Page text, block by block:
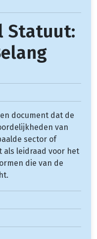
Statuut:
document dat de
van
sector of
als leidraad voor het
die van de